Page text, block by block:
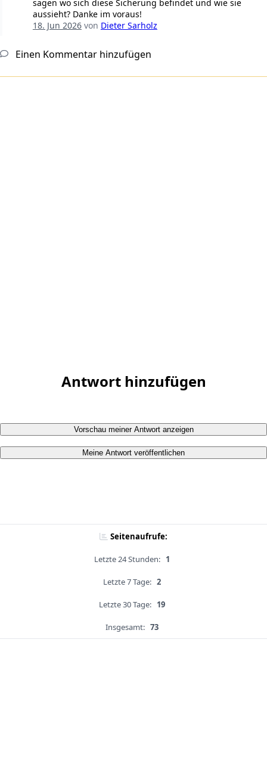
sagen wo sich diese Sicherung befindet und wie sie
aussieht? Danke im voraus!
18. Jun 2026von Dieter Sarholz
Einen Kommentar hinzufügen
Antwort hinzufügen
Vorschau meiner Antwort anzeigen
Meine Antwort veröffentlichen
Seitenaufrufe:
Letzte 24 Stunden: 1
Letzte 7 Tage: 2
Letzte 30 Tage: 19
Insgesamt: 73